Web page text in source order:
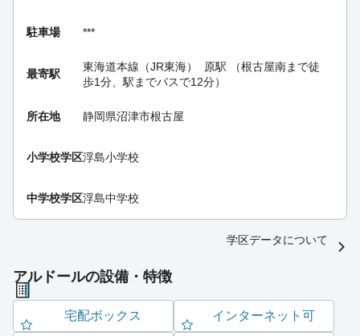
駐車場 ***
最寄駅
東海道本線（JR東海） 原駅 （根古屋南まで徒
歩1分、駅までバスで12分）
所在地 静岡県沼津市根古屋
小学校学区浮島小学校
中学校学区浮島中学校
学区データについて
アルドールの設備・特徴
宅配ボックス インターネット可